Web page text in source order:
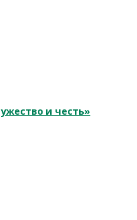
и честь»